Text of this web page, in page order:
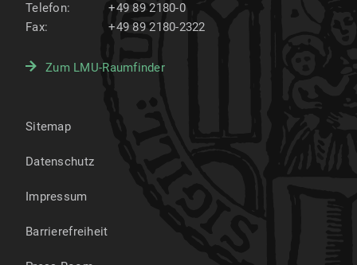
Telefon:
+49 89 2180-0
Fax:
+49 89 2180-2322
Zum LMU-Raumfinder
Sitemap
Datenschutz
Impressum
Barrierefreiheit